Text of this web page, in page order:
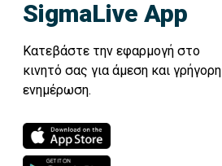
SigmaLive App
Κατεβάστε την εφαρμογή στο
κινητό σας για άμεση και γρήγορη
ενημέρωση.